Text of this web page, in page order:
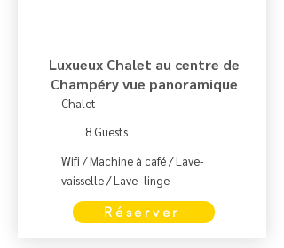
Luxueux Chalet au centre de
Champéry vue panoramique
Chalet
8 Guests
Wifi / Machine à café / Lave-
vaisselle / Lave -linge
Réserver